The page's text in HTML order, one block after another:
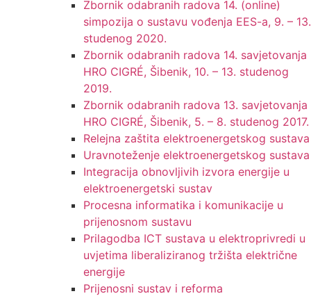
Zbornik odabranih radova 14. (online)
simpozija o sustavu vođenja EES-a, 9. – 13.
studenog 2020.
Zbornik odabranih radova 14. savjetovanja
HRO CIGRÉ, Šibenik, 10. – 13. studenog
2019.
Zbornik odabranih radova 13. savjetovanja
HRO CIGRÉ, Šibenik, 5. – 8. studenog 2017.
Relejna zaštita elektroenergetskog sustava
Uravnoteženje elektroenergetskog sustava
Integracija obnovljivih izvora energije u
elektroenergetski sustav
Procesna informatika i komunikacije u
prijenosnom sustavu
Prilagodba ICT sustava u elektroprivredi u
uvjetima liberaliziranog tržišta električne
energije
Prijenosni sustav i reforma